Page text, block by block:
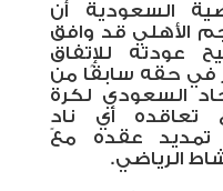
السعودية أن
الأهلي قد وافق
عودته للإتفاق
في حقه سابقًا من
السعودي لكرة
تعاقده أي نادٍ
عقده مع
الرياضي.